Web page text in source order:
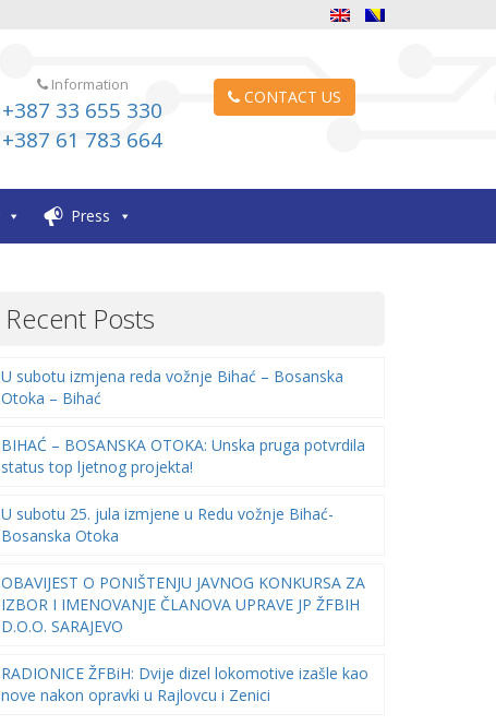
Information
+387 33 655 330
+387 61 783 664
CONTACT US
Press
Recent Posts
U subotu izmjena reda vožnje Bihać – Bosanska
Otoka – Bihać
BIHAĆ – BOSANSKA OTOKA: Unska pruga potvrdila
status top ljetnog projekta!
U subotu 25. jula izmjene u Redu vožnje Bihać-
Bosanska Otoka
OBAVIJEST O PONIŠTENJU JAVNOG KONKURSA ZA
IZBOR I IMENOVANJE ČLANOVA UPRAVE JP ŽFBIH
D.O.O. SARAJEVO
RADIONICE ŽFBiH: Dvije dizel lokomotive izašle kao
nove nakon opravki u Rajlovcu i Zenici